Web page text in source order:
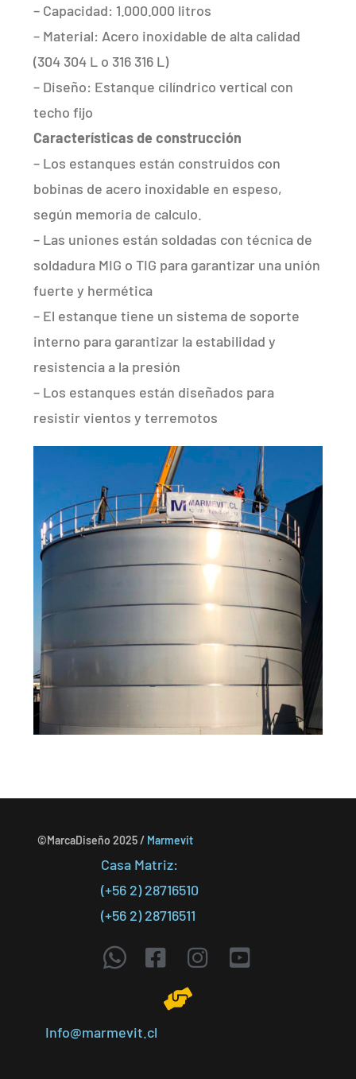
– Capacidad: 1.000.000 litros
– Material: Acero inoxidable de alta calidad
(304 304 L o 316 316 L)
– Diseño: Estanque cilíndrico vertical con
techo fijo
Características de construcción
– Los estanques están construidos con
bobinas de acero inoxidable en espeso,
según memoria de calculo.
– Las uniones están soldadas con técnica de
soldadura MIG o TIG para garantizar una unión
fuerte y hermética
– El estanque tiene un sistema de soporte
interno para garantizar la estabilidad y
resistencia a la presión
– Los estanques están diseñados para
resistir vientos y terremotos
©MarcaDiseño 2025 / Marmevit
Casa Matriz:
(+56 2) 28716510
(+56 2) 28716511
Info@marmevit.cl